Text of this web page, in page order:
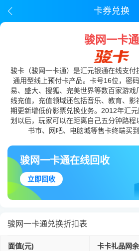
卡券兑换
骏网一卡通
骏卡（骏网一卡通）是汇元银通在线支
通用型线上预付卡产品。卡号16位，密
易、盛大、搜狐、完美世界等数百家游
线充值，充值领域还包括音乐、教育、
期更新增低价影票兑换业务。2012年汇
划以后，玩家可以在距离自己五分钟路程
书市、网吧、电脑城等售卡终端买
骏网一卡通在线回收
立即回收
骏网一卡通兑换折扣表
面值(元) 卡卡礼品网